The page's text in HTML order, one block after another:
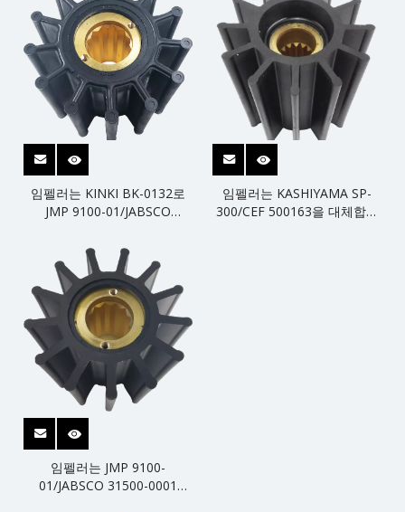
임펠러는 KINKI BK-0132로
JMP 9100-01/JABSCO
0001/KASHIYAMA를 대체합
니다.
임펠러는 KASHIYAMA SP-
300/CEF 500163을 대체합니
임펠러는 JMP 9100-
01/JABSCO 31500-0001